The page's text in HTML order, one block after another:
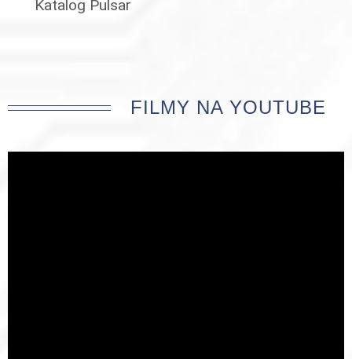
Katalog Pulsar
FILMY NA YOUTUBE